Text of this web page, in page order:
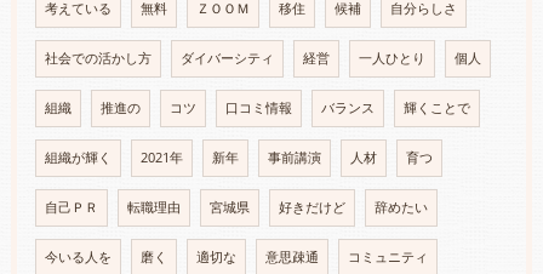
考えている 無料 ＺＯＯＭ 移住 候補 自分らしさ
社会での活かし方 ダイバーシティ 経営 一人ひとり 個人
組織 推進の コツ 口コミ情報 バランス 輝くことで
組織が輝く 2021年 新年 事前講演 人材 育つ
自己ＰＲ 転職理由 宮城県 好きだけど 辞めたい
今いる人を 磨く 適切な 意思疎通 コミュニティ